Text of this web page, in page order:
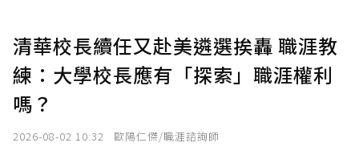
確認送出
清華校長續任又赴美遴選挨轟 職涯教
練：大學校長應有「探索」職涯權利
嗎？
2026-08-02 10:32 歐陽仁傑/職涯諮詢師